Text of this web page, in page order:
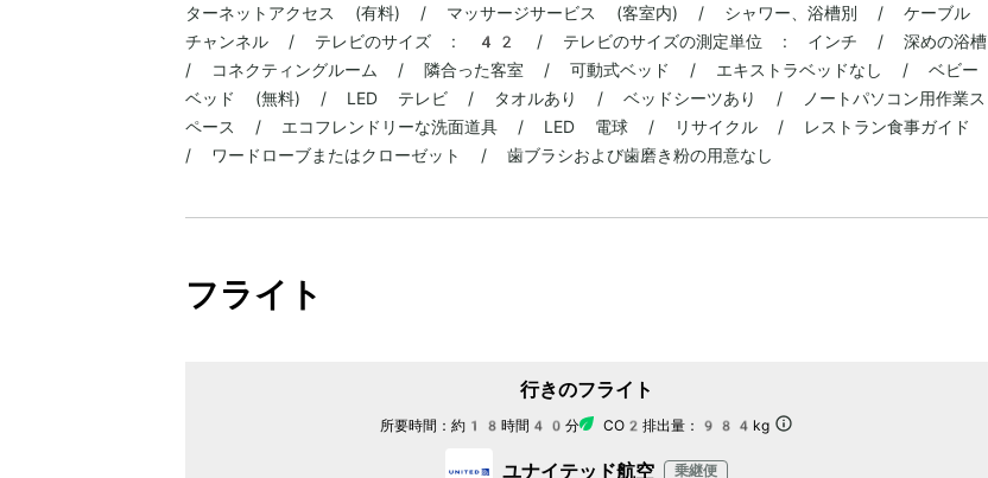
ターネットアクセス (有料) / マッサージサービス (客室内) / シャワー、浴槽別 / ケーブル
チャンネル / テレビのサイズ : 42 / テレビのサイズの測定単位 : インチ / 深めの浴槽
/ コネクティングルーム / 隣合った客室 / 可動式ベッド / エキストラベッドなし / ベビー
ベッド (無料) / LED テレビ / タオルあり / ベッドシーツあり / ノートパソコン用作業ス
ペース / エコフレンドリーな洗面道具 / LED 電球 / リサイクル / レストラン食事ガイド
/ ワードローブまたはクローゼット / 歯ブラシおよび歯磨き粉の用意なし
フライト
行きのフライト
所要時間： 約18時間40分 CO2排出量： 984kg
ユナイテッド航空 乗継便